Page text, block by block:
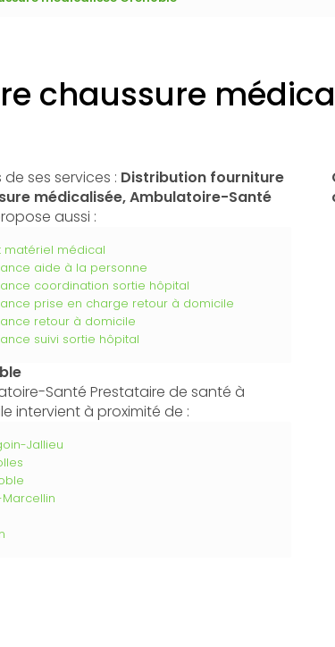
chaussure
de ses services : Distribution fourniture
médicalisée, Ambulatoire-Santé
aussi :
matériel médical
aide à la personne
coordination sortie hôpital
prise en charge retour à domicile
retour à domicile
suivi sortie hôpital
Santé Prestataire de santé à
intervient à proximité de :
Jallieu